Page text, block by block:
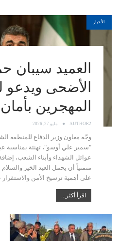
الأخبار
العميد سيبان
الأضحى ويدعو
المهجرين بأمان
AUTHOR2 مايو 27, 2026
وجّه معاون وزير الدفاع للمنطقة
"سمير علي أوسو"، تهنئة بمناسبة
عوائل الشهداء وأبناء الشعب،
متمنياً أن يحمل العيد الخير
على أهمية ترسيخ الأمن والاستقرار
اقرأ أكثر...